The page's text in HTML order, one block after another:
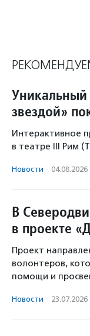
Уникальный
звездой»
Интерактивное
в театре III Рим
Новости · 04.08.2026
В
в проекте
Проект
волонтеров,
помощи и
Новости · 23.07.2026